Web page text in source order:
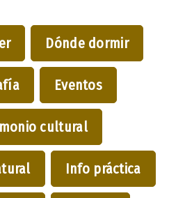
Dónde dormir
Eventos
cultural
Info práctica